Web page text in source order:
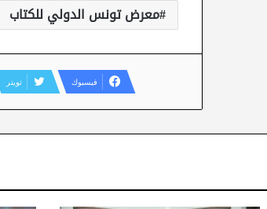
معرض تونس الدولي للكتاب
فيسبوك تويتر